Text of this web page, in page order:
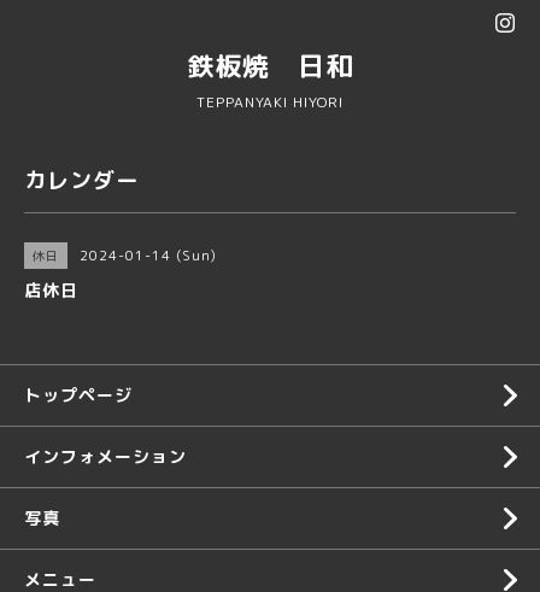
鉄板焼 日和
TEPPANYAKI HIYORI
カレンダー
休日 2024-01-14 (Sun)
店休日
トップページ
インフォメーション
写真
メニュー